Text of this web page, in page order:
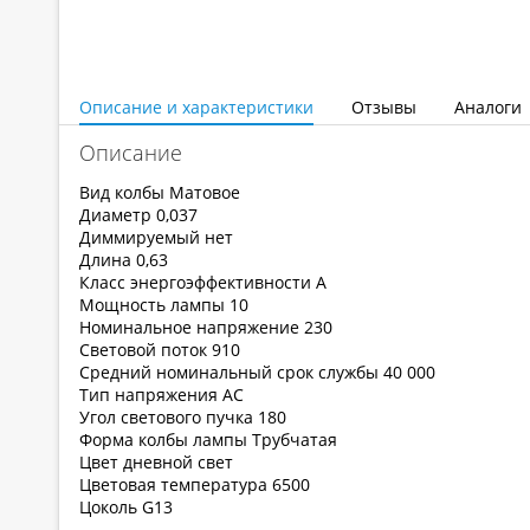
Описание и характеристики Отзывы Аналоги
Описание
Вид колбы Матовое
Диаметр 0,037
Диммируемый нет
Длина 0,63
Класс энергоэффективности А
Мощность лампы 10
Номинальное напряжение 230
Световой поток 910
Средний номинальный срок службы 40 000
Тип напряжения АС
Угол светового пучка 180
Форма колбы лампы Трубчатая
Цвет дневной свет
Цветовая температура 6500
Цоколь G13